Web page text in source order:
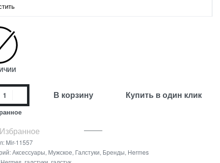
В корзину Купить в один клик
Mir-11557
Аксессуары, Мужское, Галстуки, Бренды, Hermes